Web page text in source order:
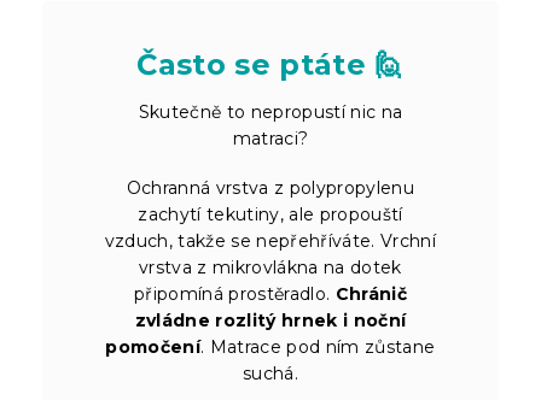
Často se ptáte 🙋
Skutečně to nepropustí nic na
matraci?
Ochranná vrstva z polypropylenu
zachytí tekutiny, ale propouští
vzduch, takže se nepřehříváte. Vrchní
vrstva z mikrovlákna na dotek
připomíná prostěradlo. Chránič
zvládne rozlitý hrnek i noční
pomočení. Matrace pod ním zůstane
suchá.